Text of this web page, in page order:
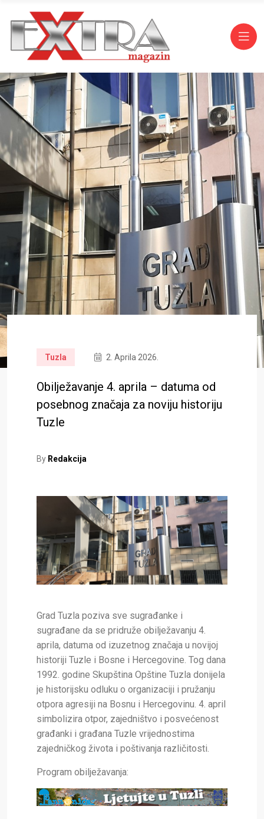
Tuzla 2. Aprila 2026.
Obilježavanje 4. aprila – datuma od
posebnog značaja za noviju historiju
Tuzle
By Redakcija
Grad Tuzla poziva sve sugrađanke i
sugrađane da se pridruže obilježavanju 4.
aprila, datuma od izuzetnog značaja u novijoj
historiji Tuzle i Bosne i Hercegovine. Tog dana
1992. godine Skupština Opštine Tuzla donijela
je historijsku odluku o organizaciji i pružanju
otpora agresiji na Bosnu i Hercegovinu. 4. april
simbolizira otpor, zajedništvo i posvećenost
građanki i građana Tuzle vrijednostima
zajedničkog života i poštivanja različitosti.
Program obilježavanja: